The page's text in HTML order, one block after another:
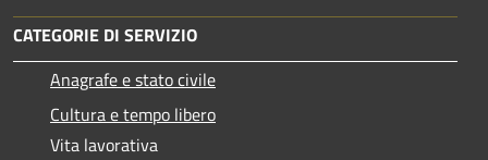
CATEGORIE DI SERVIZIO
Anagrafe e stato civile
Cultura e tempo libero
Vita lavorativa